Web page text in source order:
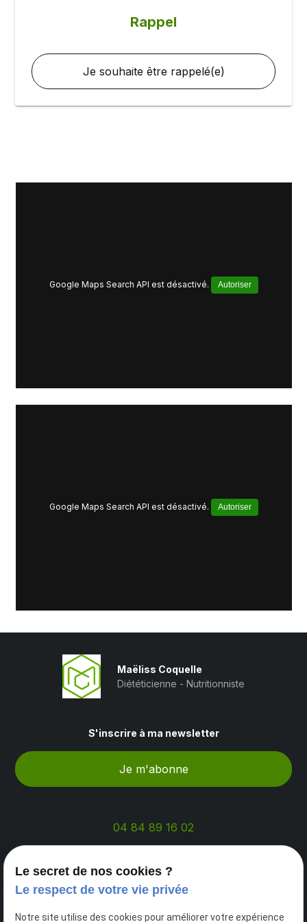
Rappel
Je souhaite être rappelé(e)
Google Maps Search API est désactivé. Autoriser
Google Maps Search API est désactivé. Autoriser
Maëliss Coquelle
Diététicienne - Nutritionniste
S'inscrire à ma newsletter
04 84 89 16 02
Maison de santé du Garlaban
Centre d'affaires Alta Rocca,
Le secret de nos cookies ?
Le respect de votre vie privée
Notre site utilise des cookies pour améliorer votre expérience